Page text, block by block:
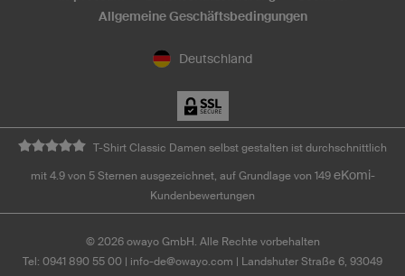
Deutschland
Allgemeine Geschäftsbedingungen
T-Shirt Classic Damen selbst gestalten ist durchschnittlich
mit 4.9 von 5 Sternen ausgezeichnet, auf Grundlage von 149 eKomi-
Kundenbewertungen
© 2026owayo GmbH. Alle Rechte vorbehalten
Tel: 0941 890 55 00
info-de@owayo.com | Landshuter Straße 6, 93049